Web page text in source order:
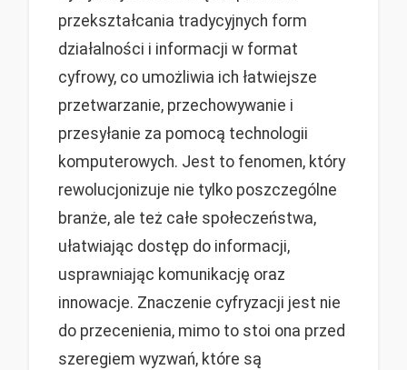
przekształcania tradycyjnych form
działalności i informacji w format
cyfrowy, co umożliwia ich łatwiejsze
przetwarzanie, przechowywanie i
przesyłanie za pomocą technologii
komputerowych. Jest to fenomen, który
rewolucjonizuje nie tylko poszczególne
branże, ale też całe społeczeństwa,
ułatwiając dostęp do informacji,
usprawniając komunikację oraz
innowacje. Znaczenie cyfryzacji jest nie
do przecenienia, mimo to stoi ona przed
szeregiem wyzwań, które są